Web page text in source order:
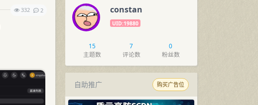
332
2 constan
UID:19880
15
主题数
7
评论数
0
粉丝数
自助推广 购买广告位